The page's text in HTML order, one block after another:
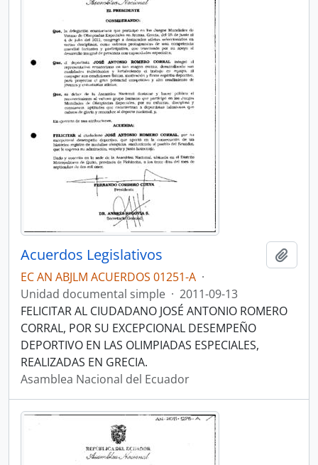
Acuerdos Legislativos
EC AN ABJLM ACUERDOS 01251-A ·
Unidad documental simple · 2011-09-13
FELICITAR AL CIUDADANO JOSÉ ANTONIO ROMERO
CORRAL, POR SU EXCEPCIONAL DESEMPEÑO
DEPORTIVO EN LAS OLIMPIADAS ESPECIALES,
REALIZADAS EN GRECIA.
Asamblea Nacional del Ecuador